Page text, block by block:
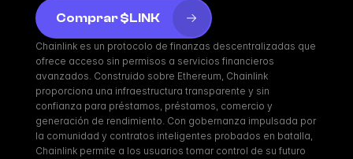
Comprar $LINK
Chainlink es un protocolo de finanzas descentralizadas que
ofrece acceso sin permisos a servicios financieros
avanzados. Construido sobre Ethereum, Chainlink
proporciona una infraestructura transparente y sin
confianza para préstamos, préstamos, comercio y
generación de rendimiento. Con gobernanza impulsada por
la comunidad y contratos inteligentes probados en batalla,
Chainlink permite a los usuarios tomar control de su futuro